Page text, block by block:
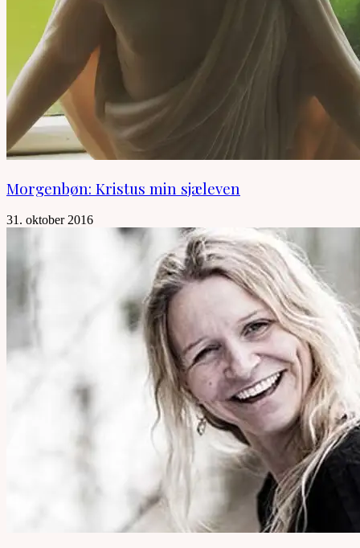
Morgenbøn: Kristus min sjæleven
31. oktober 2016